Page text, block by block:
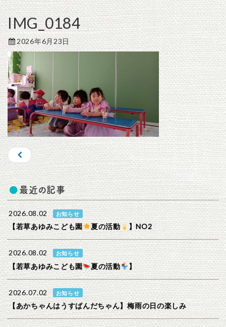
IMG_0184
2026年6月23日
最近の記事
2026.08.02 お知らせ
【若草あゆみこども園 夏の活動 】NO2
2026.08.02 お知らせ
【若草あゆみこども園 夏の活動 】
2026.07.02 お知らせ
【あかちゃんはうすぱんだちゃん】梅雨の日の楽しみ